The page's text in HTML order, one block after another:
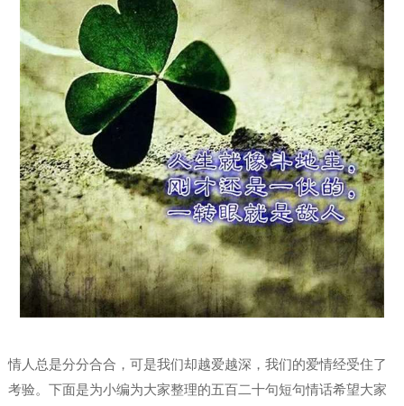
情人总是分分合合，可是我们却越爱越深，我们的爱情经受住了
考验。下面是为小编为大家整理的五百二十句短句情话希望大家